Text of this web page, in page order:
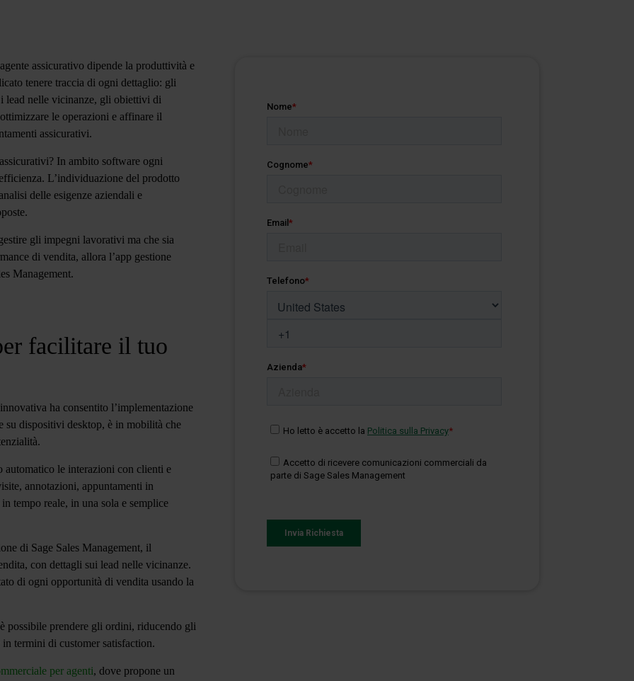
assicurativo dipende la produttività e
tenere traccia di ogni dettaglio: gli
lead nelle vicinanze, gli obiettivi di
ottimizzare le operazioni e affinare il
assicurativi.
? In ambito software ogni
L’individuazione del prodotto
delle esigenze aziendali e
gli impegni lavorativi ma che sia
di vendita, allora l’app gestione
Management.
facilitare il tuo
ha consentito l’implementazione
su dispositivi desktop, è in mobilità che
automatico le interazioni con clienti e
annotazioni, appuntamenti in
tempo reale, in una sola e semplice
di Sage Sales Management, il
con dettagli sui lead nelle vicinanze.
di ogni opportunità di vendita usando la
possibile prendere gli ordini, riducendo gli
termini di customer satisfaction.
per agenti, dove propone un